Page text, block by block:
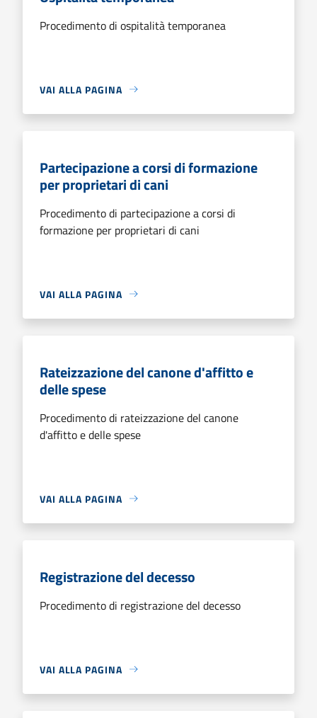
Procedimento di ospitalità temporanea
VAI ALLA PAGINA
Partecipazione a corsi di formazione
per proprietari di cani
Procedimento di partecipazione a corsi di
formazione per proprietari di cani
VAI ALLA PAGINA
Rateizzazione del canone d'affitto e
delle spese
Procedimento di rateizzazione del canone
d'affitto e delle spese
VAI ALLA PAGINA
Registrazione del decesso
Procedimento di registrazione del decesso
VAI ALLA PAGINA